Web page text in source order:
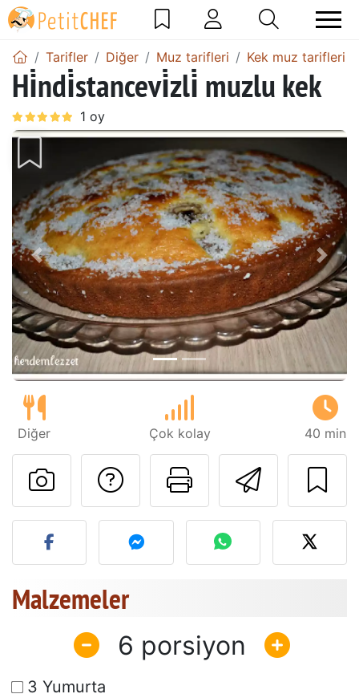
Tarifler Diğer Muz tarifleri Kek muz tarifleri
Hi̇ndi̇stancevi̇zli̇ muzlu kek
Önceki
Diğer Çok kolay 40 min
Bu sayfayı
Tarif sahibine bir
Bu tarifin fotoğrafını
Malzemeler
6
3 Yumurta